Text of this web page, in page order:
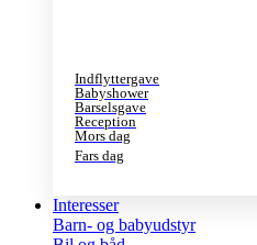
Indflyttergave
Babyshower
Barselsgave
Reception
Mors dag
Fars dag
Interesser
Barn- og babyudstyr